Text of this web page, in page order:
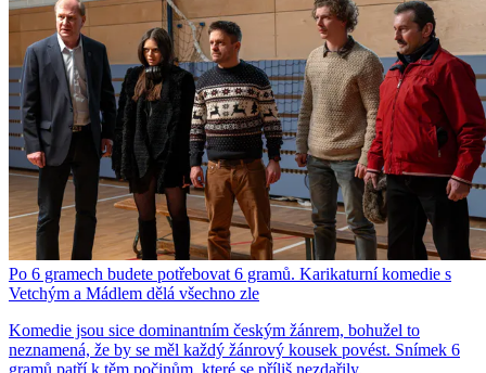
Po 6 gramech budete potřebovat 6 gramů. Karikaturní komedie s
Vetchým a Mádlem dělá všechno zle
Komedie jsou sice dominantním českým žánrem, bohužel to
neznamená, že by se měl každý žánrový kousek povést. Snímek 6